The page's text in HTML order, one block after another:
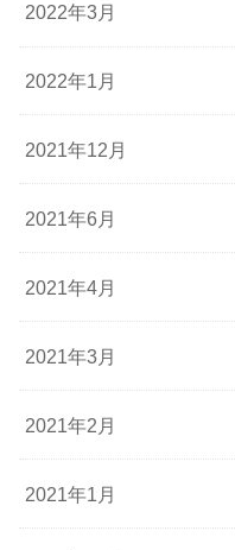
2022年3月
2022年1月
2021年12月
2021年6月
2021年4月
2021年3月
2021年2月
2021年1月